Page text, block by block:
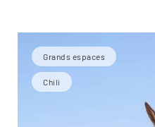
Grands espaces
Chili